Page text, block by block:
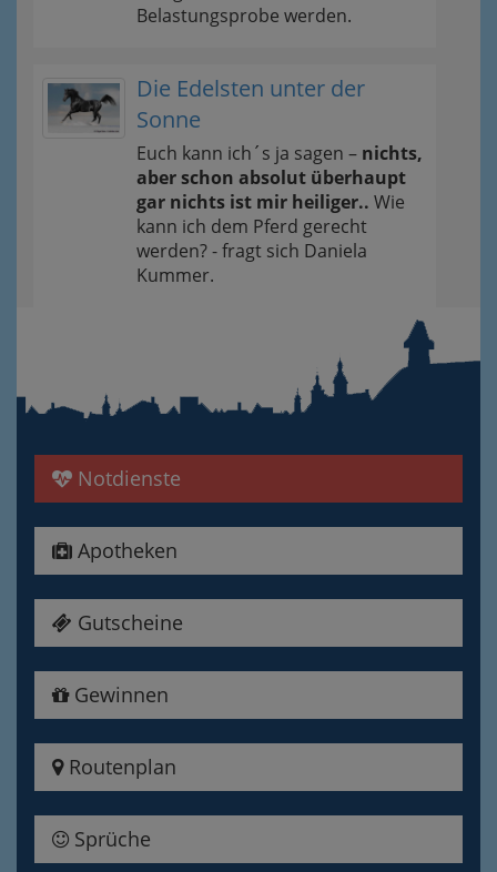
Belastungsprobe werden.
Die Edelsten unter der
Sonne
Euch kann ich´s ja sagen – nichts,
aber schon absolut überhaupt
gar nichts ist mir heiliger.. Wie
kann ich dem Pferd gerecht
werden? - fragt sich Daniela
Kummer.
Notdienste
Apotheken
Gutscheine
Gewinnen
Routenplan
Sprüche